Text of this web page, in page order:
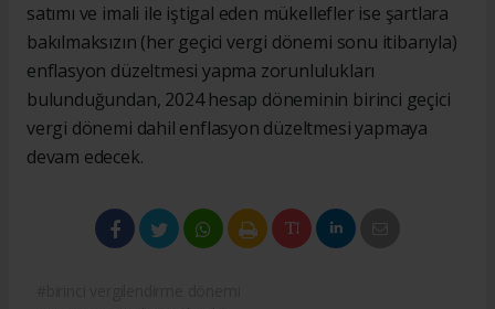
satımı ve imali ile iştigal eden mükellefler ise şartlara
bakılmaksızın (her geçici vergi dönemi sonu itibarıyla)
enflasyon düzeltmesi yapma zorunlulukları
bulunduğundan, 2024 hesap döneminin birinci geçici
vergi dönemi dahil enflasyon düzeltmesi yapmaya
devam edecek.